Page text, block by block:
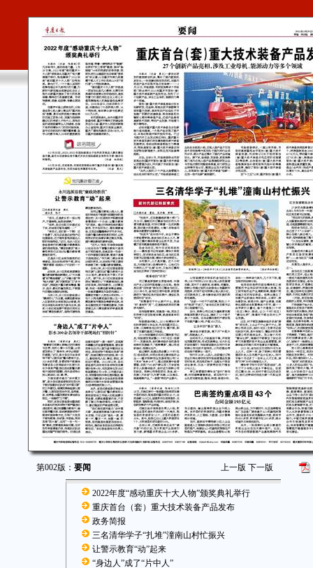
第002版： 要闻 上一版 下一版
2022年度“感动重庆十大人物”颁奖典礼举行
重庆首台（套）重大技术装备产品发布
政务简报
三名清华学子“扎堆”潼南山村忙振兴
让警示教育“动”起来
“身边人”成了“片中人”